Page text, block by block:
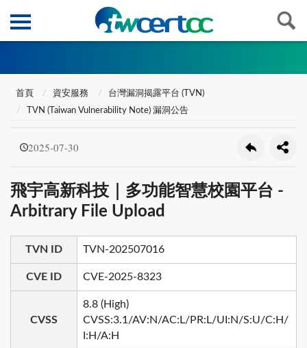
首頁 資安服務
台灣漏洞揭露平台 (TVN)
TVN (Taiwan Vulnerability Note) 漏洞公告
2025-07-30
飛宇高新科技｜多功能智慧校園平台 -
Arbitrary File Upload
TVN ID TVN-202507016
CVE ID CVE-2025-8323
CVSS
8.8 (High)
CVSS:3.1/AV:N/AC:L/PR:L/UI:N/S:U/C:H/
I:H/A:H